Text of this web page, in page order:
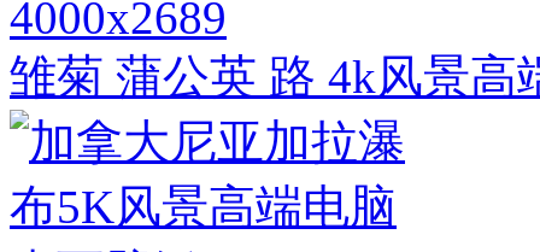
4000x2689
雏菊 蒲公英 路 4k风景高